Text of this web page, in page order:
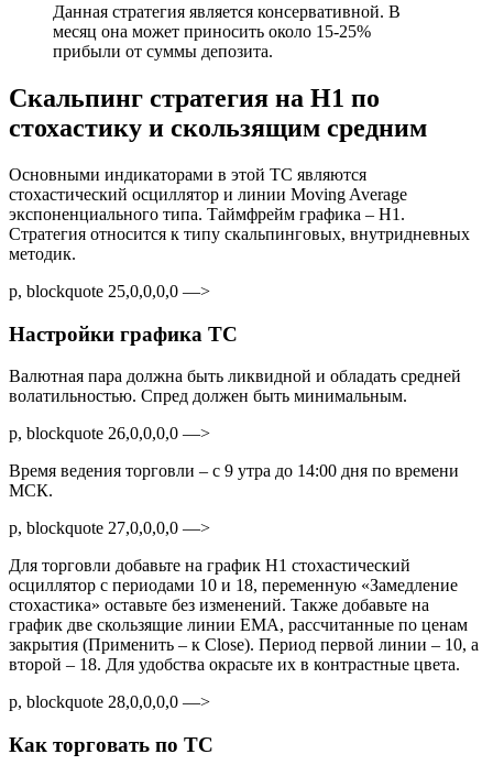
Данная стратегия является консервативной. В
месяц она может приносить около 15-25%
прибыли от суммы депозита.
Скальпинг стратегия на H1 по
стохастику и скользящим средним
Основными индикаторами в этой ТС являются
стохастический осциллятор и линии Moving Average
экспоненциального типа. Таймфрейм графика – H1.
Стратегия относится к типу скальпинговых, внутридневных
методик.
p, blockquote 25,0,0,0,0 —>
Настройки графика ТС
Валютная пара должна быть ликвидной и обладать средней
волатильностью. Спред должен быть минимальным.
p, blockquote 26,0,0,0,0 —>
Время ведения торговли – с 9 утра до 14:00 дня по времени
МСК.
p, blockquote 27,0,0,0,0 —>
Для торговли добавьте на график H1 стохастический
осциллятор с периодами 10 и 18, переменную «Замедление
стохастика» оставьте без изменений. Также добавьте на
график две скользящие линии EMA, рассчитанные по ценам
закрытия (Применить – к Close). Период первой линии – 10, а
второй – 18. Для удобства окрасьте их в контрастные цвета.
p, blockquote 28,0,0,0,0 —>
Как торговать по ТС